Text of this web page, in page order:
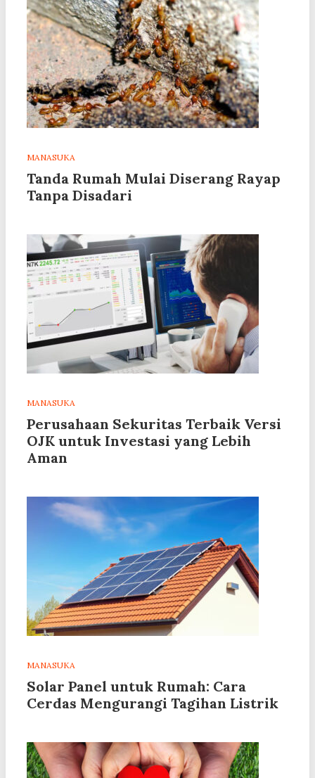
MANASUKA
Tanda Rumah Mulai Diserang Rayap
Tanpa Disadari
MANASUKA
Perusahaan Sekuritas Terbaik Versi
OJK untuk Investasi yang Lebih
Aman
MANASUKA
Solar Panel untuk Rumah: Cara
Cerdas Mengurangi Tagihan Listrik